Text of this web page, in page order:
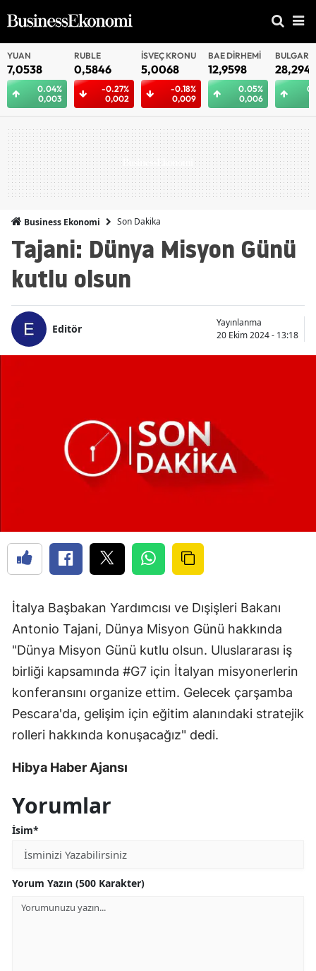
RUBLE
0,5846
-0.27%
0,002
İSVEÇ KRONU
5,0068
-0.18%
0,009
BAE DIRHEMI
12,9598
0.05%
0,006
BULGAR
LEVASI
28,2946
0.37%
0,105
Business Ekonomi Son Dakika
Tajani: Dünya Misyon Günü
kutlu olsun
Editör
Yayınlanma
20 Ekim 2024 - 13:18
İtalya Başbakan Yardımcısı ve Dışişleri Bakanı
Antonio Tajani, Dünya Misyon Günü hakkında
"Dünya Misyon Günü kutlu olsun. Uluslararası iş
birliği kapsamında #G7 için İtalyan misyonerlerin
konferansını organize ettim. Gelecek çarşamba
Pescara'da, gelişim için eğitim alanındaki stratejik
rolleri hakkında konuşacağız" dedi.
Hibya Haber Ajansı
Yorumlar
İsim*
Yorum Yazın (500 Karakter)